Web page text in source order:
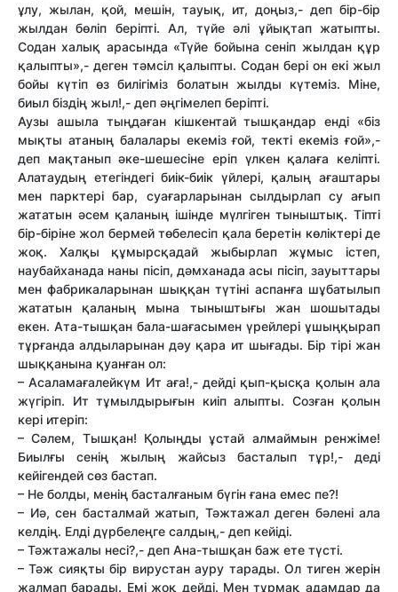
ұлу, жылан, қой, мешін, тауық, ит, доңыз,- деп бір-бір
жылдан бөліп беріпті. Ал, түйе әлі ұйықтап жатыпты.
Содан халық арасында «Түйе бойына сеніп жылдан құр
қалыпты»,- деген тәмсіл қалыпты. Содан бері он екі жыл
бойы күтіп өз билігіміз болатын жылды күтеміз. Міне,
биыл біздің жыл!,- деп әңгімелеп беріпті.
Аузы ашыла тыңдаған кішкентай тышқандар енді «біз
мықты атаның балалары екеміз ғой, текті екеміз ғой»,-
деп мақтанып әке-шешесіне еріп үлкен қалаға келіпті.
Алатаудың етегіндегі биік-биік үйлері, қалың ағаштары
мен парктері бар, суағарларынан сылдырлап су ағып
жататын әсем қаланың ішінде мүлгіген тыныштық. Тіпті
бір-біріне жол бермей төбелесіп қала беретін көліктері де
жоқ. Халқы құмырсқадай жыбырлап жұмыс істеп,
наубайханада наны пісіп, дәмханада асы пісіп, зауыттары
мен фабрикаларынан шыққан түтіні аспанға шұбатылып
жататын қаланың мына тыныштығы жан шошытады
екен. Ата-тышқан бала-шағасымен үрейлері ұшыңқырап
тұрғанда алдыларынан дәу қара ит шығады. Бір тірі жан
шыққанына қуанған ол:
– Асаламағалейкүм Ит аға!,- дейді қып-қысқа қолын ала
жүгіріп. Ит тұмылдырығын киіп алыпты. Созған қолын
кері итеріп:
– Сәлем, Тышқан! Қолыңды ұстай алмаймын ренжіме!
Биылғы сенің жылың жайсыз басталып тұр!,- деді
кейігендей сөз бастап.
– Не болды, менің басталғаным бүгін ғана емес пе?!
– Иә, сен басталмай жатып, Тәжтажал деген бәлені ала
келдің. Елді дүрбелеңге салдың,- деп кейіді.
– Тәжтажалы несі?,- деп Ана-тышқан баж ете түсті.
– Тәж сияқты бір вирустан ауру тарады. Ол тиген жерін
жалмап барады. Емі жоқ дейді. Мен тұрмақ адамдар да